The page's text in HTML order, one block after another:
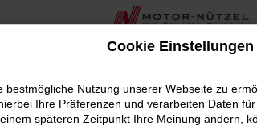
Cookie Einstellungen
bestmögliche Nutzung unserer Webseite zu
Ihre Präferenzen und verarbeiten Daten
späteren Zeitpunkt Ihre Meinung ändern,